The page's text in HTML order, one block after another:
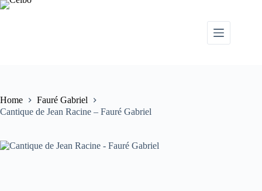
Home
Fauré Gabriel
Cantique de Jean Racine – Fauré Gabriel